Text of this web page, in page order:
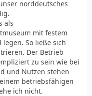
norddeutsches
als
mit festem
So ließe sich
Der Betrieb
zu sein wie bei
und Nutzen stehen
betriebsfähigen
ich nicht.